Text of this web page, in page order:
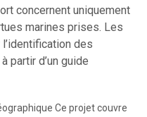
concernent uniquement
marines prises. Les
des
partir d’un guide
Ce projet couvre